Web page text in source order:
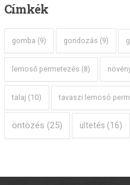
Címkék
gomba (9) gondozás (9)
lemoső permetezés (8)
talaj (10) tavaszi lemosó
öntözés (25) ültetés (16)